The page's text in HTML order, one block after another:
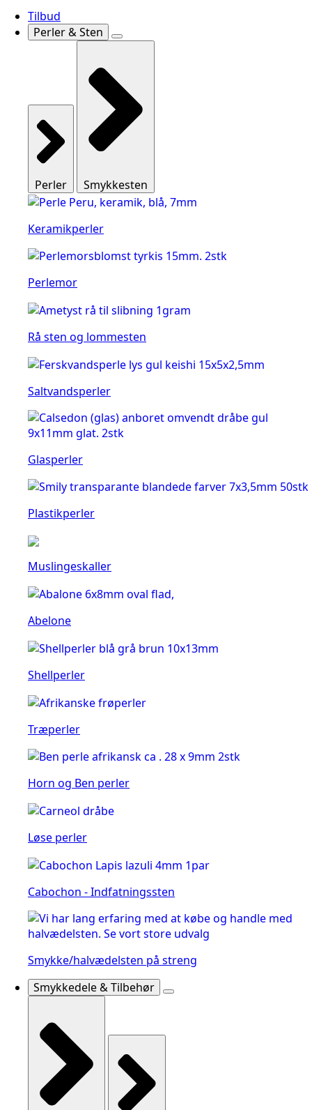
Tilbud
Perler & Sten
Perler Smykkesten
Keramikperler
Perlemor
Rå sten og lommesten
Saltvandsperler
Glasperler
Plastikperler
Muslingeskaller
Abelone
Shellperler
Træperler
Horn og Ben perler
Løse perler
Cabochon - Indfatningssten
Smykke/halvædelsten på streng
Smykkedele & Tilbehør